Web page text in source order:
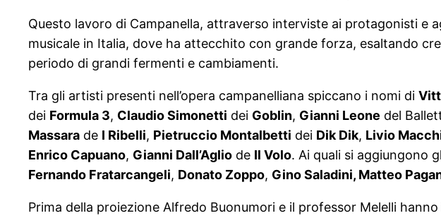
Questo lavoro di Campanella, attraverso interviste ai protagonisti e
musicale in Italia, dove ha attecchito con grande forza, esaltando
periodo di grandi fermenti e cambiamenti.
Tra gli artisti presenti nell’opera campanelliana spiccano i nomi di
dei Formula 3, Claudio Simonetti dei Goblin, Gianni Leone del
Massara de I Ribelli, Pietruccio Montalbetti dei Dik Dik, Livio
Enrico Capuano, Gianni Dall’Aglio de Il Volo. Ai quali si aggiungono
Fernando Fratarcangeli, Donato Zoppo, Gino Saladini, Matteo
Prima della proiezione Alfredo Buonumori e il professor Melelli